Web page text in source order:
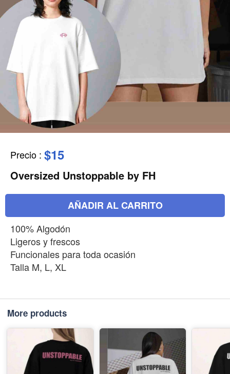
Precio : $15
Oversized Unstoppable by FH
AÑADIR AL CARRITO
100% Algodón
Ligeros y frescos
Funcionales para toda ocasión
Talla M, L, XL
More products